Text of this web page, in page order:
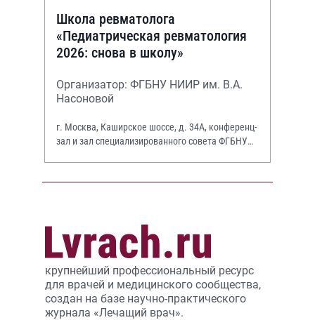
Школа ревматолога
«Педиатрическая ревматология
2026: снова в школу»
Организатор: ФГБНУ НИИР им. В.А.
Насоновой
г. Москва, Каширское шоссе, д. 34А, конференц-
зал и зал специализированного совета ФГБНУ
крупнейший профессиональный ресурс
для врачей и медицинского сообщества,
создан на базе научно-практического
журнала «Лечащий врач».